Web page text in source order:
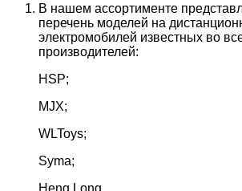
В нашем ассортименте
перечень моделей на
электромобилей известных во
производителей:
HSP;
MJX;
WLToys;
Syma;
Heng Long